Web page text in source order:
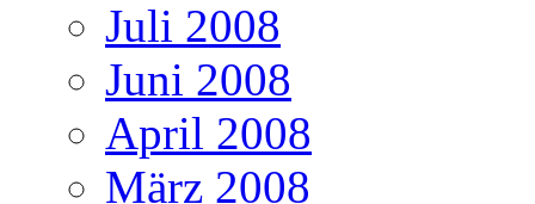
Juli 2008
Juni 2008
April 2008
März 2008